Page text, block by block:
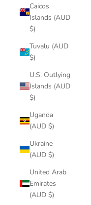
Caicos
Islands (AUD
$)
Tuvalu (AUD
$)
U.S. Outlying
Islands (AUD
$)
Uganda
(AUD $)
Ukraine
(AUD $)
United Arab
Emirates
(AUD $)